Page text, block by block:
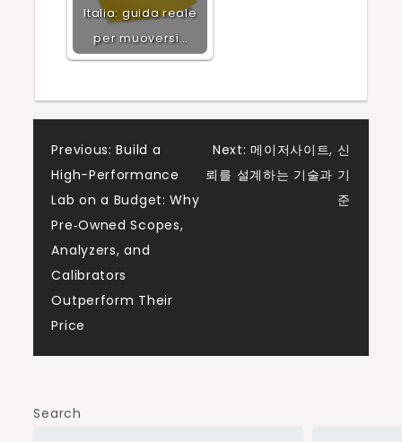
Italia: guida reale
per muoversi…
Post
navigation
Previous: Build a
High-Performance
Lab on a Budget: Why
Pre‑Owned Scopes,
Analyzers, and
Calibrators
Outperform Their
Price
Next: 메이저사이트, 신
뢰를 설계하는 기술과 기
준
Search